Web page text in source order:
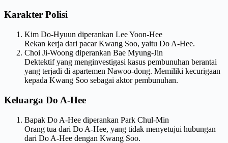
Karakter Polisi
Kim Do-Hyuun diperankan Lee Yoon-Hee
Rekan kerja dari pacar Kwang Soo, yaitu Do A-Hee.
Choi Ji-Woong diperankan Bae Myung-Jin
Dektektif yang menginvestigasi kasus pembunuhan berantai
yang terjadi di apartemen Nawoo-dong. Memiliki kecurigaan
kepada Kwang Soo sebagai aktor pembunuhan.
Keluarga Do A-Hee
Bapak Do A-Hee diperankan Park Chul-Min
Orang tua dari Do A-Hee, yang tidak menyetujui hubungan
dari Do A-Hee dengan Kwang Soo.